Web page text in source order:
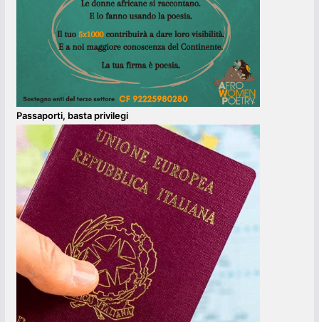
Passaporti, basta privilegi